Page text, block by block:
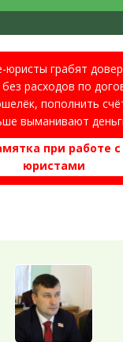
грабят
расходов по
пополнить
выманивают
при работе с
юристами